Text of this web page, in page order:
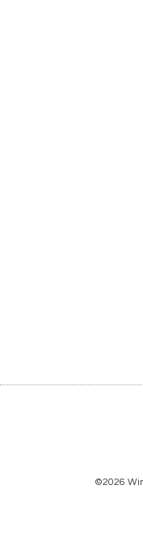
©2026